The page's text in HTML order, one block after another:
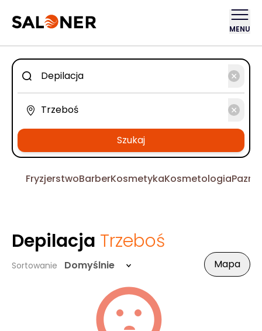
MENU
Szukaj
FryzjerstwoBarberKosmetykaKosmetologia
Depilacja Trzeboś
Sortowanie Domyślnie Mapa